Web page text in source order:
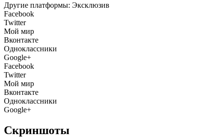
Другие платформы: Эксклюзив
Facebook
Twitter
Мой мир
Вконтакте
Одноклассники
Google+
Facebook
Twitter
Мой мир
Вконтакте
Одноклассники
Google+
Скриншоты